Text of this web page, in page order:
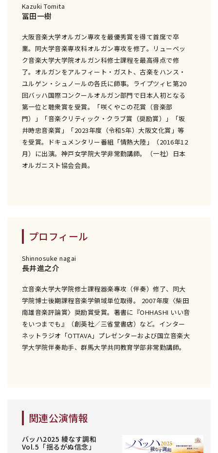
Kazuki Tomita
冨田一樹
大阪音楽大学オルガン専攻を最優秀賞を得て首席で卒
業。同大学音楽専攻科オルガン専攻を修了。リューベッ
ク音楽大学大学院オルガン科修士課程を最高得点で修
了。オルガンをアルフィート・ガスト、古楽をハンス・
ユルゲン・シュノールの各氏に師事。ライプツィヒ第20
回バッハ国際コンクールオルガン部門で日本人初となる
第一位と聴衆賞を受賞。「咲くやこの花賞（音楽部
門）」「音楽クリティック・クラブ賞（奨励賞）」「坂
井時忠音楽賞」「2023年度（令和5年）大阪文化賞」等
を受賞。ドキュメンタリー番組「情熱大陸」（2016年12
月）に出演。神戸女学院大学非常勤講師。（一社）日本
オルガニスト協会会員。
プロフィール
Shinnosuke nagai
長井進之介
立音楽大学大学院修士課程器楽專攻（伴奏）修了、同大
学院博士後期課程音楽学領域単位取得。 2007年度〈柴田
南雄音楽評論賞〉奨励賞受賞。著書に『OHHASHI いい音
をいつまでも』（創英社／三省堂書店）など。インター
ネットラジオ「OTTAVA」プレゼンターおよび国立音楽大
学大学院伴奏助手、群馬大学共同教育学部非常勤講師。
関連公演情報
バッハ2025 綾なす調和
Vol.5「揺るがぬ信念」